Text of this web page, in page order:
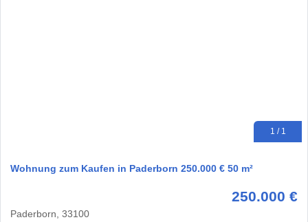
1 / 1
Wohnung zum Kaufen in Paderborn 250.000 € 50 m²
250.000 €
Paderborn, 33100